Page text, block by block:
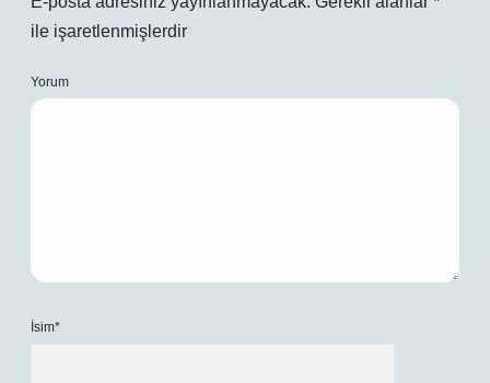
ile işaretlenmişlerdir
Yorum
İsim*